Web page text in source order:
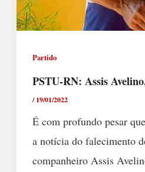
Partido
PSTU-RN: Assis
/19/01/2022
É com profundo pesar
a notícia do falecimento
companheiro Assis